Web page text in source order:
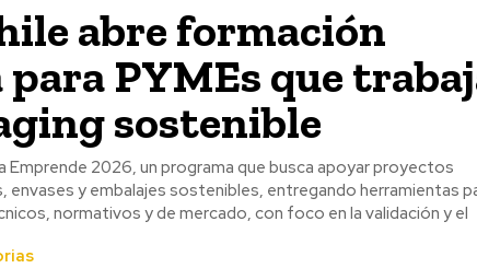
abre formación
PYMEs que
sostenible
Emprende 2026, un programa que busca apoyar proyectos
envases y embalajes sostenibles, entregando herramientas
normativos y de mercado, con foco en la validación y el